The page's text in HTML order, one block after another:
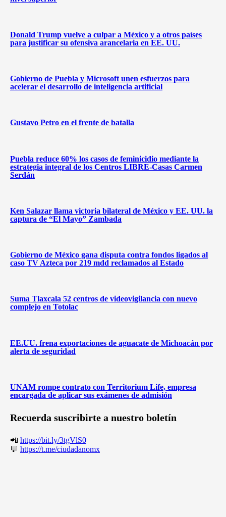
Donald Trump vuelve a culpar a México y a otros países
para justificar su ofensiva arancelaria en EE. UU.
Gobierno de Puebla y Microsoft unen esfuerzos para
acelerar el desarrollo de inteligencia artificial
Gustavo Petro en el frente de batalla
Puebla reduce 60% los casos de feminicidio mediante la
estrategia integral de los Centros LIBRE-Casas Carmen
Serdán
Ken Salazar llama victoria bilateral de México y EE. UU. la
captura de “El Mayo” Zambada
Gobierno de México gana disputa contra fondos ligados al
caso TV Azteca por 219 mdd reclamados al Estado
Suma Tlaxcala 52 centros de videovigilancia con nuevo
complejo en Totolac
EE.UU. frena exportaciones de aguacate de Michoacán por
alerta de seguridad
UNAM rompe contrato con Territorium Life, empresa
encargada de aplicar sus exámenes de admisión
Recuerda suscribirte a nuestro boletín
📲 https://bit.ly/3tgVlS0
💬 https://t.me/ciudadanomx